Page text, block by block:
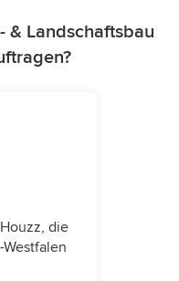
& Landschaftsbau
die